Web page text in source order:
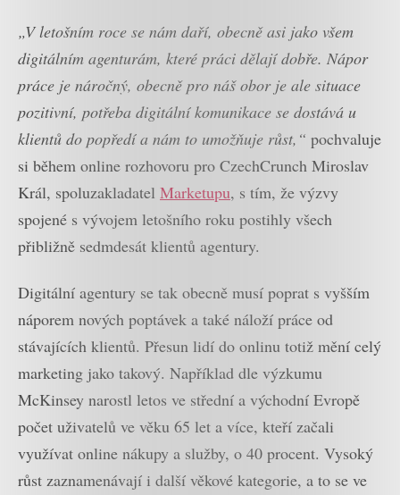
„V letošním roce se nám daří, obecně asi jako všem
digitálním agenturám, které práci dělají dobře. Nápor
práce je náročný, obecně pro náš obor je ale situace
pozitivní, potřeba digitální komunikace se dostává u
klientů do popředí a nám to umožňuje růst,“ pochvaluje
si během online rozhovoru pro CzechCrunch Miroslav
Král, spoluzakladatel Marketupu, s tím, že výzvy
spojené s vývojem letošního roku postihly všech
přibližně sedmdesát klientů agentury.
Digitální agentury se tak obecně musí poprat s vyšším
náporem nových poptávek a také náloží práce od
stávajících klientů. Přesun lidí do onlinu totiž mění celý
marketing jako takový. Například dle výzkumu
McKinsey narostl letos ve střední a východní Evropě
počet uživatelů ve věku 65 let a více, kteří začali
využívat online nákupy a služby, o 40 procent. Vysoký
růst zaznamenávají i další věkové kategorie, a to se ve